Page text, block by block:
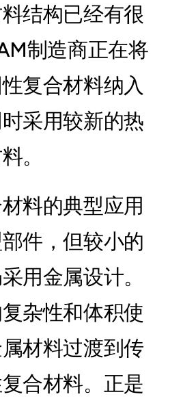
结构已经有很
制造商正在将
复合材料纳入
采用较新的热
。
料的典型应用
件，但较小的
用金属设计。
杂性和体积使
材料过渡到传
合材料。正是